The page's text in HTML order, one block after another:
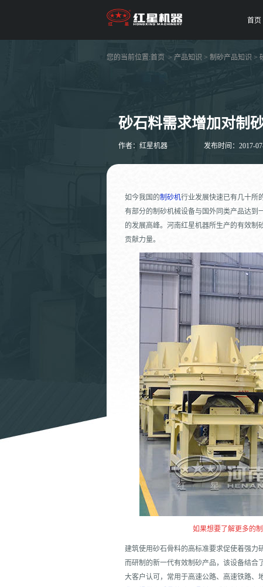
首页
您的当前位置:首页 > 产品知识 > 制砂产品知识 >
砂石料需求增加对制
作者：红星机器 发布时间：2017-
如今我国的制砂机行业发展快速已有几十所
有部分的制砂机械设备与国外同类产品达到
的发展高峰。河南红星机器所生产的有效
贡献力量。
如果想要了解更多的
建筑使用砂石骨料的高标准要求促使着强
而研制的新一代有效制砂产品，该设备结
大客户认可，常用于高速公路、高速铁路、